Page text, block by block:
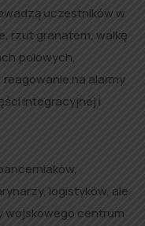
uczestników w
rzut granatem, walkę
polowych,
na alarmy
integracyjnej i
logistyków, ale
wojskowego centrum